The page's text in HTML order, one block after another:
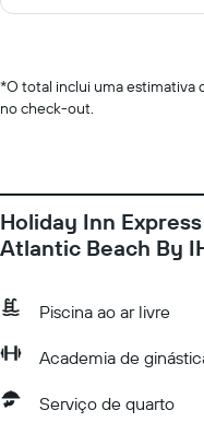
*O total inclui uma estimativa
no check-out.
Holiday Inn
Atlantic Beach By
Piscina ao ar livre
Academia de
Serviço de quarto